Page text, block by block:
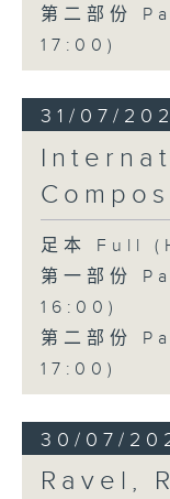
第二部份
17:00)
31/07/
足本 Full
第一部份
16:00)
第二部份
17:00)
30/07/
Ravel,